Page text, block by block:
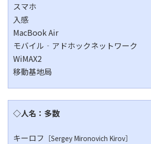
スマホ
入感
MacBook Air
モバイル‐アドホックネットワーク
WiMAX2
移動基地局
◇人名：多数
キーロフ ［Sergey Mironovich Kirov］